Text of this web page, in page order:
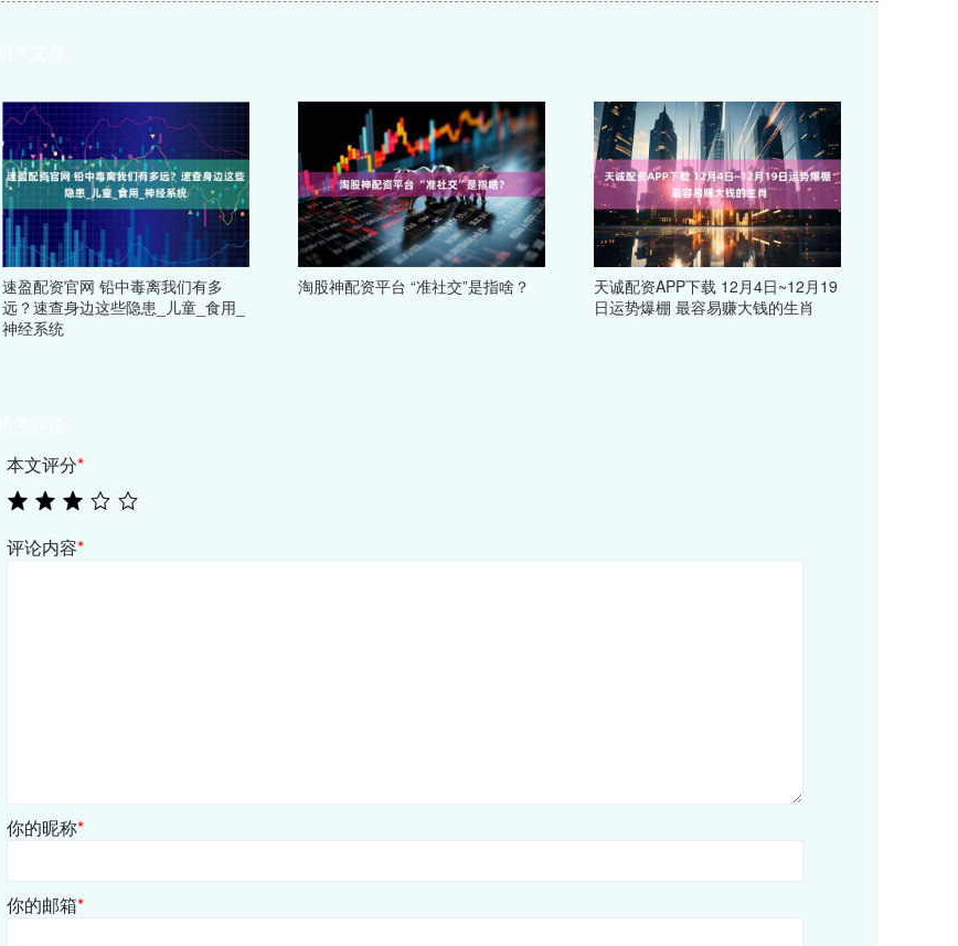
速盈配资官网 铅中毒离我们有多
远？速查身边这些隐患_儿童_食用_
神经系统
淘股神配资平台 “准社交”是指啥？
天诚配资APP下载 12月4日~12月19
日运势爆棚 最容易赚大钱的生肖
本文评分*
评论内容*
你的昵称*
你的邮箱*